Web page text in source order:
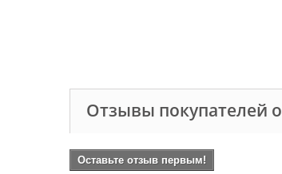
Отзывы покупателей о
Оставьте отзыв первым!